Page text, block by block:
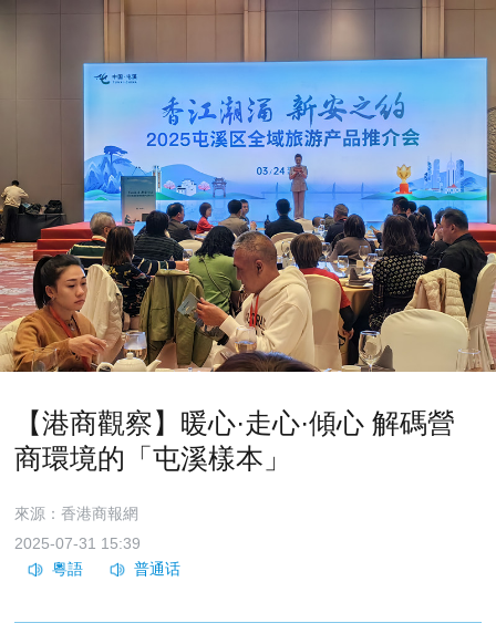
【港商觀察】暖心·走心·傾心 解碼營
商環境的「屯溪樣本」
來源：香港商報網
2025-07-31 15:39